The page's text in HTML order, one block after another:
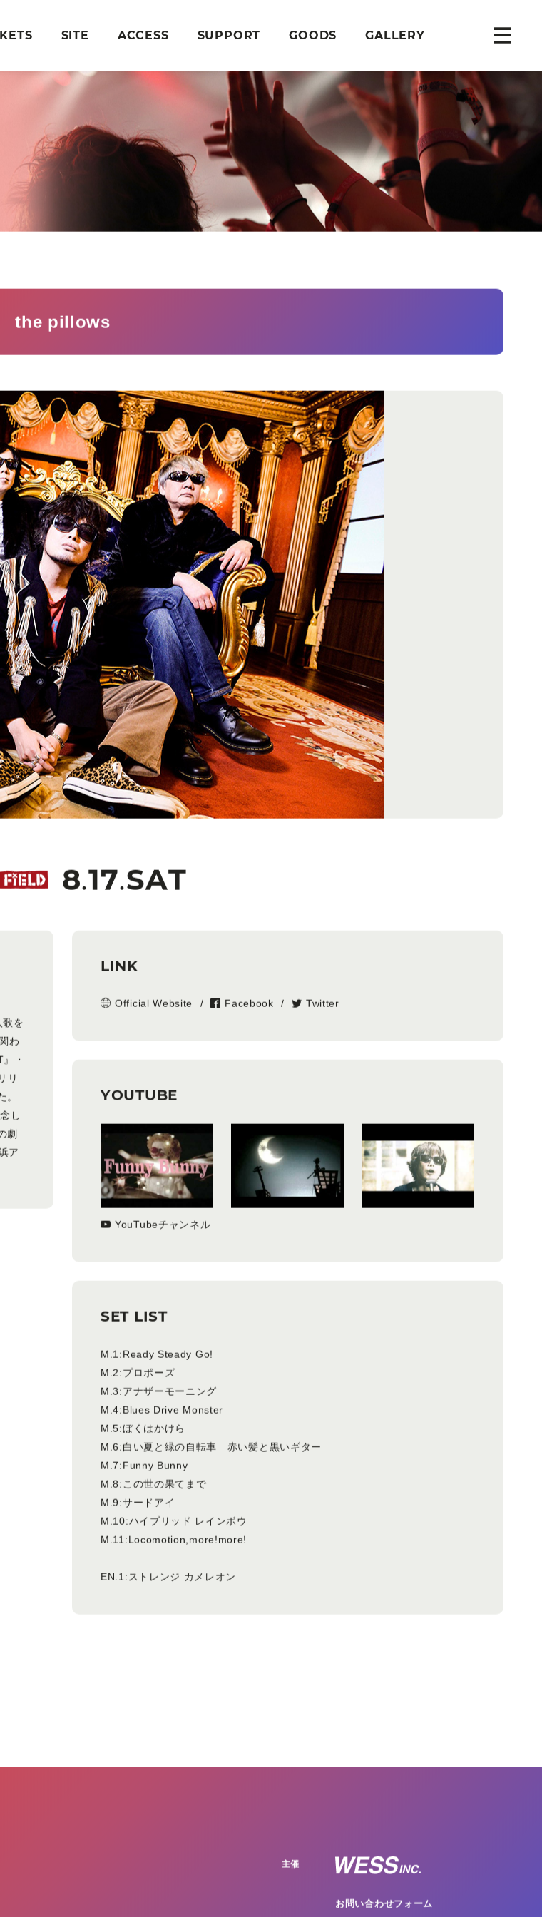
SITE ACCESS SUPPORT GOODS GALLERY
the pillows
8.17.SAT
を
わ
・
リ
。
し
劇
ア
LINK
YOUTUBE
YouTubeチャンネル
SET LIST
M.1:Ready Steady Go!
M.2:プロポーズ
M.3:アナザーモーニング
M.5:ぼくはかけら
M.6:白い夏と緑の自転車 赤い髪と黒いギター
M.7:Funny Bunny
M.8:この世の果てまで
M.9:サードアイ
M.10:ハイブリッド レインボウ
M.11:Locomotion,more!more!
EN.1:ストレンジ カメレオン